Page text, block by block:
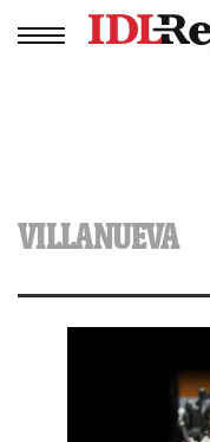
VILLANUEVA